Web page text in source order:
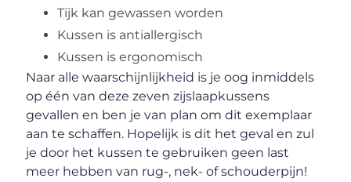
Tijk kan gewassen worden
Kussen is antiallergisch
Kussen is ergonomisch
Naar alle waarschijnlijkheid is je oog inmiddels
op één van deze zeven zijslaapkussens
gevallen en ben je van plan om dit exemplaar
aan te schaffen. Hopelijk is dit het geval en zul
je door het kussen te gebruiken geen last
meer hebben van rug-, nek- of schouderpijn!